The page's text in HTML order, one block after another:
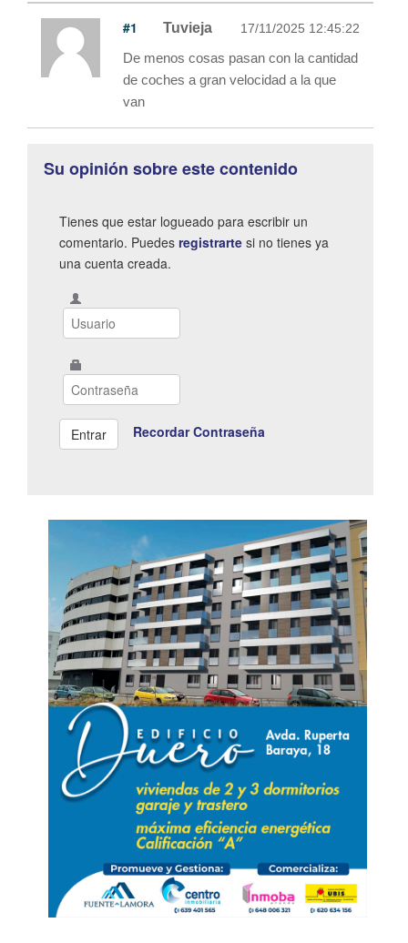
#1 Tuvieja 17/11/2025 12:45:22
De menos cosas pasan con la cantidad
de coches a gran velocidad a la que
van
Su opinión sobre este contenido
Tienes que estar logueado para escribir un
comentario. Puedes registrarte si no tienes ya
una cuenta creada.
Recordar Contraseña